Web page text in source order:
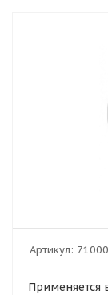
Артикул:
Применяется